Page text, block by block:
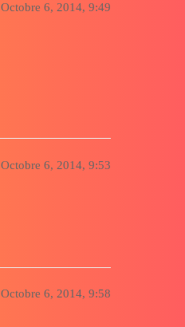
Octobre 6, 2014, 9:49
Octobre 6, 2014, 9:53
Octobre 6, 2014, 9:58